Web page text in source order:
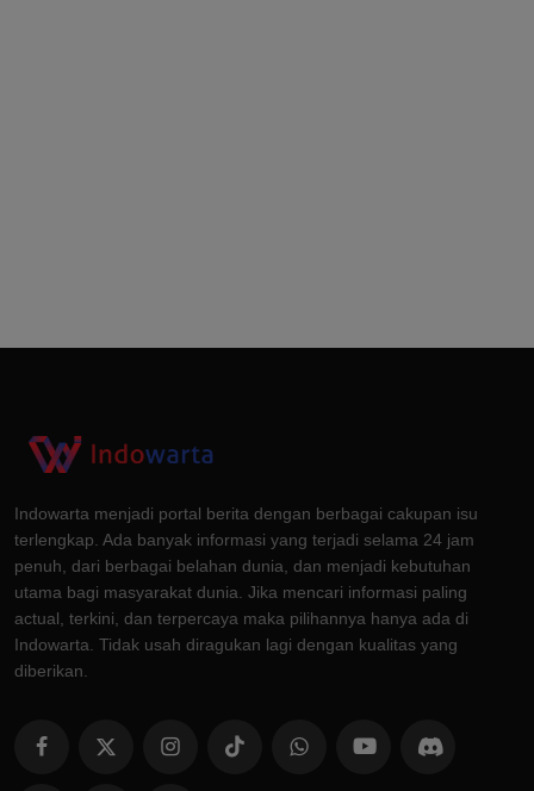
Indowarta menjadi portal berita dengan berbagai cakupan isu
terlengkap. Ada banyak informasi yang terjadi selama 24 jam
penuh, dari berbagai belahan dunia, dan menjadi kebutuhan
utama bagi masyarakat dunia. Jika mencari informasi paling
actual, terkini, dan terpercaya maka pilihannya hanya ada di
Indowarta. Tidak usah diragukan lagi dengan kualitas yang
diberikan.